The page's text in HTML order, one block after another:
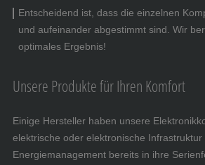
Entscheidend ist, dass die einzelnen
und aufeinander abgestimmt sind. Wir
optimales Ergebnis!
Unsere Produkte für Ihren Komfort
Einige Hersteller haben unsere
elektrische oder elektronische
Energiemanagement bereits in ihre